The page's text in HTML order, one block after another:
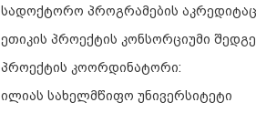
სადოქტორო პროგრამების
ეთიკის პროექტის კონსორციუმი
პროექტის კოორდინატორი:
ილიას სახელმწიფო უნივერსიტეტი